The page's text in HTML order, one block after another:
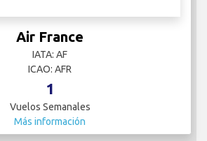
Air France
IATA: AF
ICAO: AFR
1
Vuelos Semanales
Más información